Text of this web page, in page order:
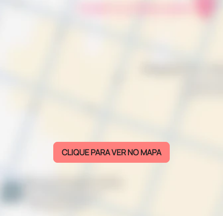
CLIQUE PARA VER NO MAPA